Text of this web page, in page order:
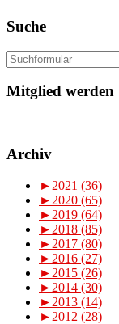
Suche
Mitglied werden
Archiv
► 2021 (36)
► 2020 (65)
► 2019 (64)
► 2018 (85)
► 2017 (80)
► 2016 (27)
► 2015 (26)
► 2014 (30)
► 2013 (14)
► 2012 (28)